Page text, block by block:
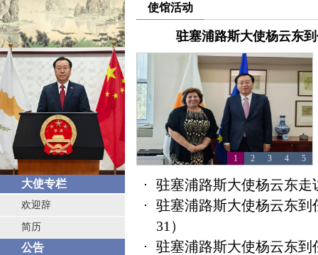
大使专栏
欢迎辞
简历
公告
使馆活动
驻塞浦路斯大使杨云东
1 2 3 4 5
驻塞浦路斯大使杨云东走
驻塞浦路斯大使杨云东
31）
驻塞浦路斯大使杨云东